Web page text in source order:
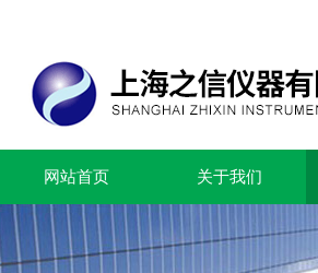
网站首页 关于我们